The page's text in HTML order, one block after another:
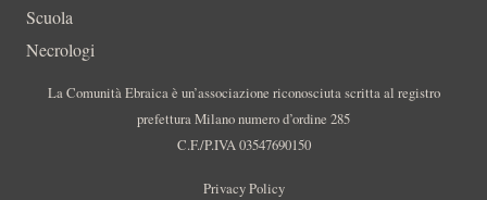
Scuola
Necrologi
La Comunità Ebraica è un’associazione riconosciuta scritta al registro
prefettura Milano numero d’ordine 285
C.F./P.IVA 03547690150
Privacy Policy